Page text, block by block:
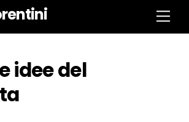
idee del